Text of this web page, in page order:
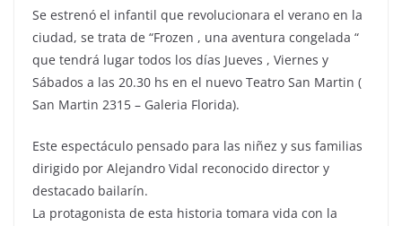
Se estrenó el infantil que revolucionara el verano en la
ciudad, se trata de “Frozen , una aventura congelada “
que tendrá lugar todos los días Jueves , Viernes y
Sábados a las 20.30 hs en el nuevo Teatro San Martin (
San Martin 2315 – Galeria Florida).
Este espectáculo pensado para las niñez y sus familias
dirigido por Alejandro Vidal reconocido director y
destacado bailarín.
La protagonista de esta historia tomara vida con la